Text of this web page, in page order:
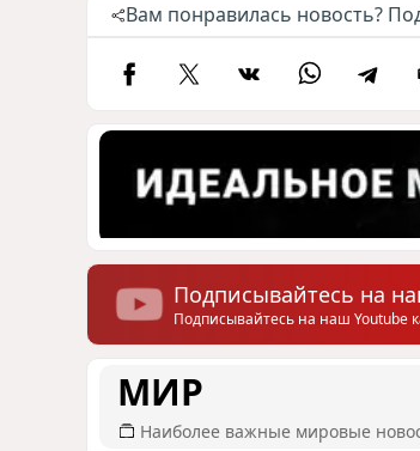
Вам понравилась новость?
Подписывайтесь на
Подписывайтесь на наш Youtube
МИР
Наиболее важные мировые